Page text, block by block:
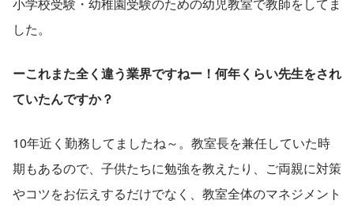
した。
ーこれまた全く違う業界ですねー！何年くらい先生をされ
ていたんですか？
10年近く勤務してましたね～。教室長を兼任していた時
期もあるので、子供たちに勉強を教えたり、ご両親に対策
やコツをお伝えするだけでなく、教室全体のマネジメント